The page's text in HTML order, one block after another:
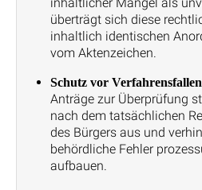
überträgt sich diese
inhaltlich identischen
vom Aktenzeichen.
Schutz vor
Anträge zur Überprüfung
nach dem tatsächlichen
des Bürgers aus und
behördliche Fehler
aufbauen.